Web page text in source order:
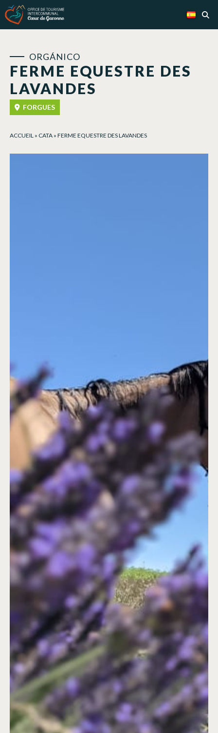
FERME EQUESTRE DES
LAVANDES
ORGÁNICO
FORGUES
ACCUEIL » CATA » FERME EQUESTRE DES LAVANDES
Panel de gestión de cookies